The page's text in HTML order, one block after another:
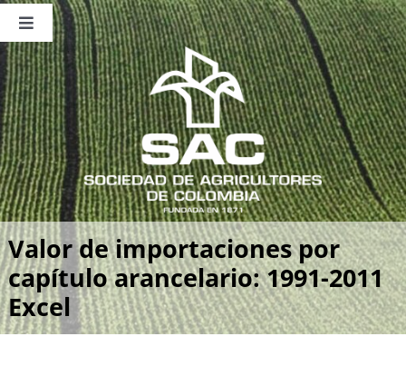
Saltar
contenido
Toggle
Navigation
Nosotros
Publicaciones
Sala de Prensa
Eventos
Valor de importaciones por
capítulo arancelario: 1991-2011
Excel